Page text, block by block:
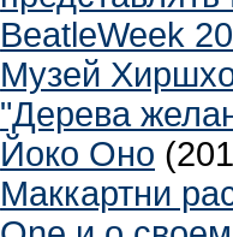
BeatleWeek
Музей
"Дерева
Йоко Оно
Маккартни